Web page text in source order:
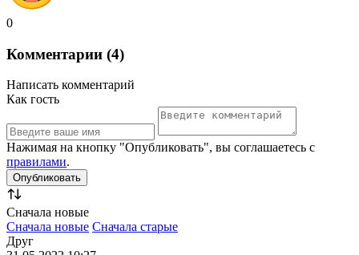
0
Комментарии (4)
Написать комментарий
Как гость
Нажимая на кнопку "Опубликовать", вы соглашаетесь с
правилами.
Сначала новые
Сначала новые Сначала старые
Друг